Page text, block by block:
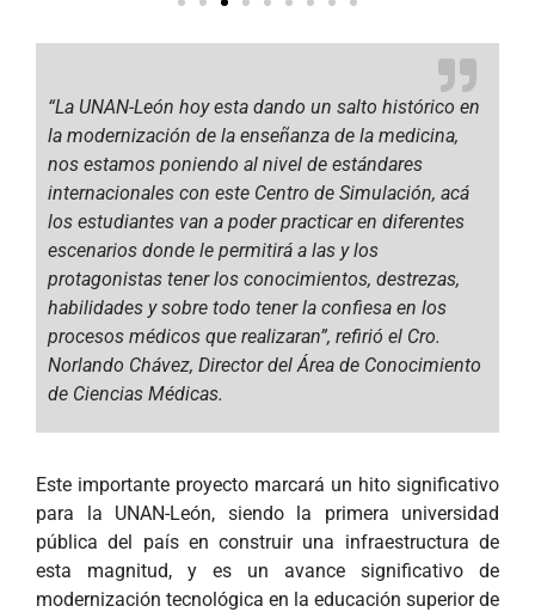
“La UNAN-León hoy esta dando un salto histórico en
la modernización de la enseñanza de la medicina,
nos estamos poniendo al nivel de estándares
internacionales con este Centro de Simulación, acá
los estudiantes van a poder practicar en diferentes
escenarios donde le permitirá a las y los
protagonistas tener los conocimientos, destrezas,
habilidades y sobre todo tener la confiesa en los
procesos médicos que realizaran”, refirió el Cro.
Norlando Chávez, Director del Área de Conocimiento
de Ciencias Médicas.
Este importante proyecto marcará un hito significativo
para la UNAN-León, siendo la primera universidad
pública del país en construir una infraestructura de
esta magnitud, y es un avance significativo de
modernización tecnológica en la educación superior de